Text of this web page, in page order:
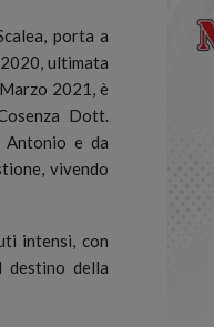
porta a
ultimata
2021 , è
Dott.
Antonio e da
vivendo
intensi, con
destino della